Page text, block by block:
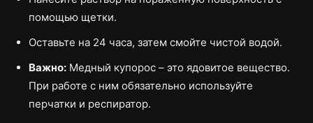
помощью щетки.
Оставьте на 24 часа, затем смойте чистой водой.
Важно: Медный купорос – это ядовитое вещество.
При работе с ним обязательно используйте
перчатки и респиратор.